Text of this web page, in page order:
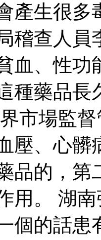
產生很
稽查人員
血、性
種藥品
市場監
壓、心髒
品的，第
用。 湖
個的話